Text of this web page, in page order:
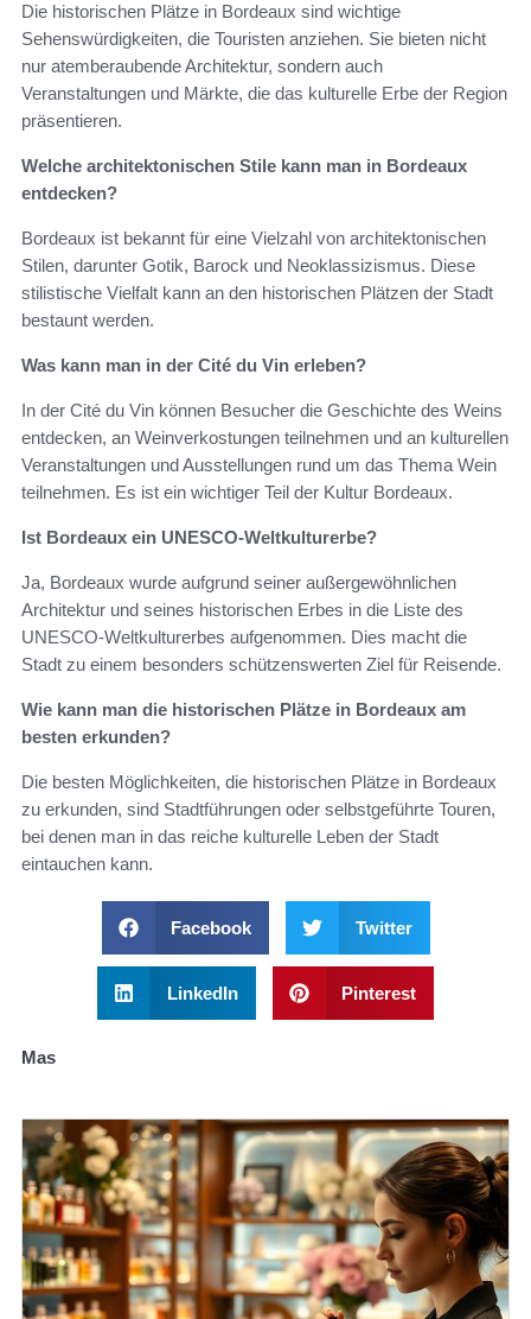
Die historischen Plätze in Bordeaux sind wichtige
Sehenswürdigkeiten, die Touristen anziehen. Sie bieten nicht
nur atemberaubende Architektur, sondern auch
Veranstaltungen und Märkte, die das kulturelle Erbe der Region
präsentieren.
Welche architektonischen Stile kann man in Bordeaux
entdecken?
Bordeaux ist bekannt für eine Vielzahl von architektonischen
Stilen, darunter Gotik, Barock und Neoklassizismus. Diese
stilistische Vielfalt kann an den historischen Plätzen der Stadt
bestaunt werden.
Was kann man in der Cité du Vin erleben?
In der Cité du Vin können Besucher die Geschichte des Weins
entdecken, an Weinverkostungen teilnehmen und an kulturellen
Veranstaltungen und Ausstellungen rund um das Thema Wein
teilnehmen. Es ist ein wichtiger Teil der Kultur Bordeaux.
Ist Bordeaux ein UNESCO-Weltkulturerbe?
Ja, Bordeaux wurde aufgrund seiner außergewöhnlichen
Architektur und seines historischen Erbes in die Liste des
UNESCO-Weltkulturerbes aufgenommen. Dies macht die
Stadt zu einem besonders schützenswerten Ziel für Reisende.
Wie kann man die historischen Plätze in Bordeaux am
besten erkunden?
Die besten Möglichkeiten, die historischen Plätze in Bordeaux
zu erkunden, sind Stadtführungen oder selbstgeführte Touren,
bei denen man in das reiche kulturelle Leben der Stadt
eintauchen kann.
Facebook Twitter
LinkedIn Pinterest
Mas